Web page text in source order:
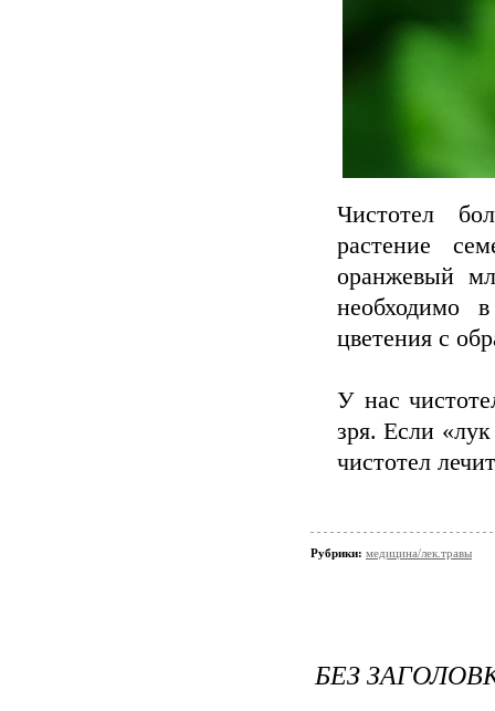
Чистотел
растение
оранжевый
необходимо
цветения с
У нас
зря. Если
чистотел
Рубрики: медицина/лек.травы
БЕЗ